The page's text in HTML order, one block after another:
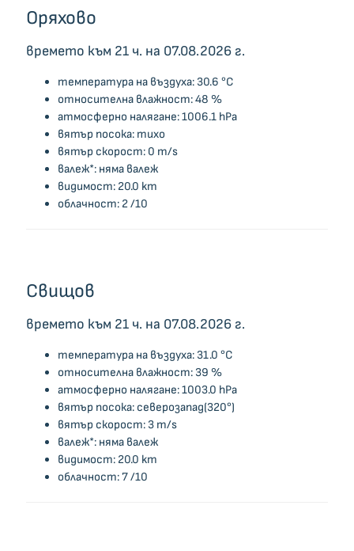
Оряхово
времето към 21 ч. на 07.08.2026 г.
температура на въздуха: 30.6 °C
относителна влажност: 48 %
атмосферно налягане: 1006.1 hPa
вятър посока: тихо
вятър скорост: 0 m/s
валеж*: няма валеж
видимост: 20.0 km
облачност: 2 /10
Свищов
времето към 21 ч. на 07.08.2026 г.
температура на въздуха: 31.0 °C
относителна влажност: 39 %
атмосферно налягане: 1003.0 hPa
вятър посока: северозапад(320°)
вятър скорост: 3 m/s
валеж*: няма валеж
видимост: 20.0 km
облачност: 7 /10